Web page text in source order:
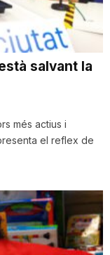
salvant la
més actius i
el reflex de